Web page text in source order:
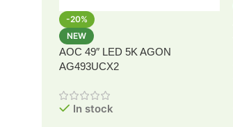
-20%
NEW
AOC 49″ LED 5K AGON
AG493UCX2
In stock